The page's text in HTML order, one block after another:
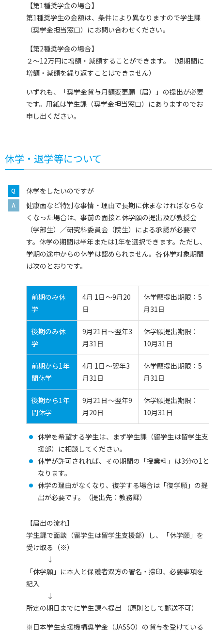
【第1種奨学金の場合】
第1種奨学生の金額は、条件により異なりますので学生課
（奨学金担当窓口）にお問い合わせください。
【第2種奨学金の場合】
２～12万円に増額・減額することができます。（短期間に
増額・減額を繰り返すことはできません）
いずれも、「奨学金貸与月額変更願（届）」の提出が必要
です。用紙は学生課（奨学金担当窓口）にありますのでお
申し出ください。
休学・退学等について
休学をしたいのですが
健康面など特別な事情・理由で長期に休まなければならな
くなった場合は、事前の面接と休学願の提出及び教授会
（学部生）／研究科委員会（院生）による承認が必要で
す。休学の期間は半年または1年を選択できます。ただし、
学期の途中からの休学は認められません。各休学対象期間
は次のとおりです。
前期のみ休
学
4月 1日～9月20
日
休学願提出期限：5
月31日
後期のみ休
学
9月21日～翌年3
月31日
休学願提出期限：
10月31日
前期から1年
間休学
4月 1日～翌年3
月31日
休学願提出期限：5
月31日
後期から1年
間休学
9月21日～翌年9
月20日
休学願提出期限：
10月31日
休学を希望する学生は、まず学生課（留学生は留学生支
援部）に相談してください。
休学が許可されれば、その期間の「授業料」は3分の1と
なります。
休学の理由がなくなり、復学する場合は「復学願」の提
出が必要です。（提出先：教務課）
【届出の流れ】
学生課で面談（留学生は留学生支援部）し、「休学願」を
受け取る（※）
↓
「休学願」に本人と保護者双方の署名・捺印、必要事項を
記入
↓
所定の期日までに学生課へ提出 （原則として郵送不可）
※日本学生支援機構奨学金（JASSO）の貸与を受けている